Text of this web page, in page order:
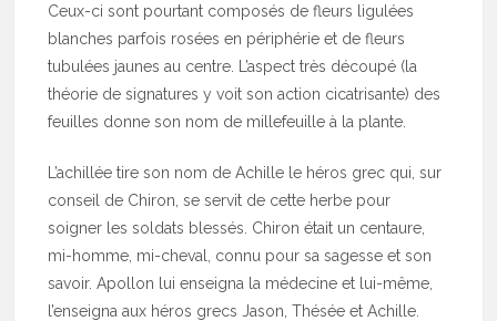
Ceux-ci sont pourtant composés de fleurs ligulées
blanches parfois rosées en périphérie et de fleurs
tubulées jaunes au centre. L’aspect très découpé (la
théorie de signatures y voit son action cicatrisante) des
feuilles donne son nom de millefeuille à la plante.
L’achillée tire son nom de Achille le héros grec qui, sur
conseil de Chiron, se servit de cette herbe pour
soigner les soldats blessés. Chiron était un centaure,
mi-homme, mi-cheval, connu pour sa sagesse et son
savoir. Apollon lui enseigna la médecine et lui-même,
l’enseigna aux héros grecs Jason, Thésée et Achille.